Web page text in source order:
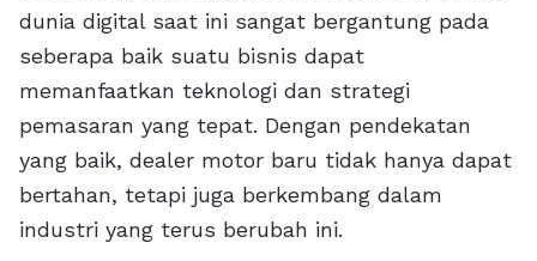
dunia digital saat ini sangat bergantung pada
seberapa baik suatu bisnis dapat
memanfaatkan teknologi dan strategi
pemasaran yang tepat. Dengan pendekatan
yang baik, dealer motor baru tidak hanya dapat
bertahan, tetapi juga berkembang dalam
industri yang terus berubah ini.